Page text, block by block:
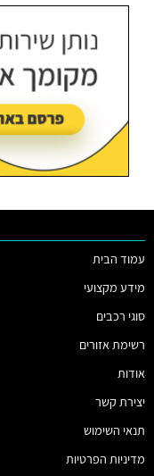
עמוד הבית
מידע מקצועי
סוגי רכבים
רשימת אזורים
אודות
יצירת קשר
תנאי השימוש
מדיניות הפרטיות